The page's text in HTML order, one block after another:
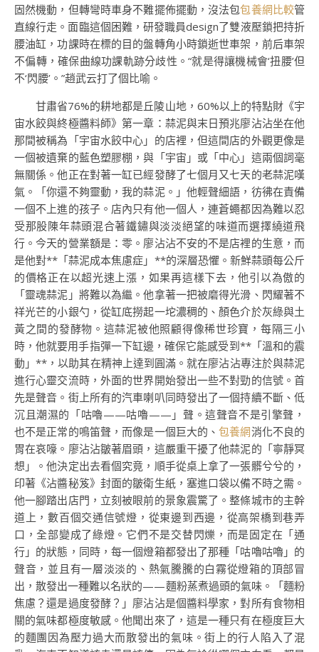
固然機動，但轉彎時車身不難擺佈擺動，沒法包包養網比較管
直線行走。面臨這個困難，研發職員design了雙液壓鎖把持折
腰油缸，功課時在標的目的盤轉角小時鎖逝世車架，前后車架
不偏轉，確保曲線功課軌跡分歧性。“就是得讓機械會‘扭腰’但
不‘閃腰’。”趙武云打了個比喻。
甘肅省76%的耕地都是丘陵山地，60%以上的特點財《宇
宙水餃與終極醬料師》第一章：蒜泥與末日預兆廖沾沾坐在他
那間被稱為「宇宙水餃中心」的店裡，但這間店的外觀更像是
一個被遺棄的藍色塑膠棚，與「宇宙」或「中心」這兩個詞毫
無關係。他正在對著一缸已經發酵了七個月又七天的老蒜泥嘆
氣。「你還不夠靈動，我的蒜泥。」他輕聲細語，彷彿在責備
一個不上進的孩子。店內只有他一個人，連蒼蠅都因為難以忍
受那股陳年蒜頭混合著鐵鏽與淡淡絕望的味道而選擇繞道飛
行。今天的營業額是：零。廖沾沾不安的不是店裡的生意，而
是他對**「蒜泥成本焦慮症」**的深層恐懼。新鮮蒜頭每公斤
的價格正在以超光速上漲，如果再這樣下去，他引以為傲的
「靈魂蒜泥」將難以為繼。他拿著一把被磨得光滑、閃耀著不
祥光芒的小銀勺，從缸底撈起一坨濃稠的、顏色介於灰綠與土
黃之間的發酵物。這蒜泥被他照顧得像稀世珍寶，每隔三小
時，他就要用手指彈一下缸邊，確保它能感受到**「溫和的震
動」**，以助其在精神上達到圓滿。就在廖沾沾專注於與蒜泥
進行心靈交流時，外面的世界開始發出一些不對勁的信號。首
先是聲音。街上所有的汽車喇叭同時發出了一個持續不斷、低
沉且潮濕的「咕嚕——咕嚕——」聲。這聲音不是引擎聲，
也不是正常的鳴笛聲，而像是一個巨大的、包養網消化不良的
胃在哀嚎。廖沾沾皺著眉頭，這嚴重干擾了他蒜泥的「寧靜冥
想」。他決定出去看個究竟，順手從桌上拿了一張髒兮兮的，
印著《沾醬秘笈》封面的皺衛生紙，塞進口袋以備不時之需。
他一腳踏出店門，立刻被眼前的景象震驚了。整條城市的主幹
道上，數百個交通信號燈，從東邊到西邊，從高架橋到巷弄
口，全部變成了綠燈。它們不是交替閃爍，而是固定在「通
行」的狀態，同時，每一個燈箱都發出了那種「咕嚕咕嚕」的
聲音，並且有一層淡淡的、熱氣騰騰的白霧從燈箱的頂部冒
出，散發出一種難以名狀的——麵粉蒸煮過頭的氣味。「麵粉
焦慮？還是過度發酵？」廖沾沾是個醬料學家，對所有食物相
關的氣味都極度敏感。他聞出來了，這是一種只有在極度巨大
的麵團因為壓力過大而散發出的氣味。街上的行人陷入了混